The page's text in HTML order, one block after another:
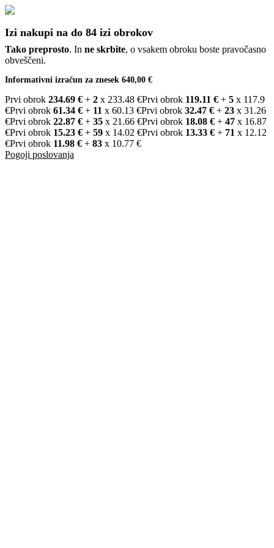
Izi nakupi na do 84 izi obrokov
Tako preprosto. In ne skrbite, o vsakem obroku boste pravočasno
obveščeni.
Informativni izračun za znesek 640,00 €
Prvi obrok 234.69 € + 2 x 233.48 €Prvi obrok 119.11 € + 5 x 117.9
€Prvi obrok 61.34 € + 11 x 60.13 €Prvi obrok 32.47 € + 23 x 31.26
€Prvi obrok 22.87 € + 35 x 21.66 €Prvi obrok 18.08 € + 47 x 16.87
€Prvi obrok 15.23 € + 59 x 14.02 €Prvi obrok 13.33 € + 71 x 12.12
€Prvi obrok 11.98 € + 83 x 10.77 €
Pogoji poslovanja